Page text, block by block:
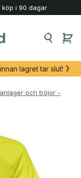
köp i 90 dagar
lagret tar slut!
och tröjor -